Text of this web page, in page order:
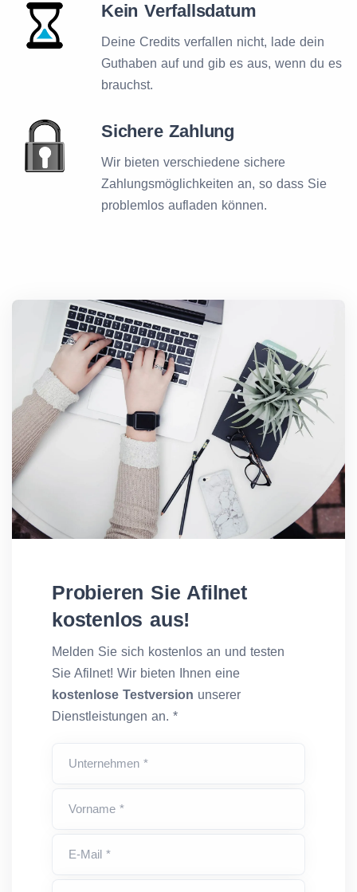
Kein Verfallsdatum
Deine Credits verfallen nicht, lade dein
Guthaben auf und gib es aus, wenn du es
brauchst.
Sichere Zahlung
Wir bieten verschiedene sichere
Zahlungsmöglichkeiten an, so dass Sie
problemlos aufladen können.
Probieren Sie Afilnet
kostenlos aus!
Melden Sie sich kostenlos an und testen
Sie Afilnet! Wir bieten Ihnen eine
kostenlose Testversion unserer
Dienstleistungen an. *
Unternehmen *
Vorname *
E-Mail *